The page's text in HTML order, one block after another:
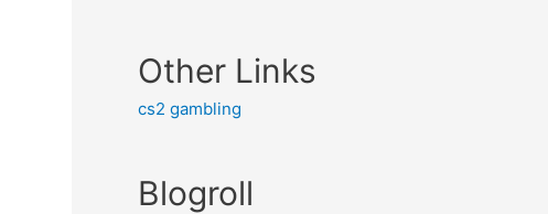
Other Links
cs2 gambling
Blogroll